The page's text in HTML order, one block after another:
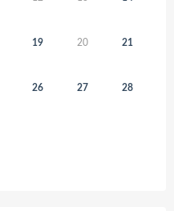
19 20 21
26 27 28